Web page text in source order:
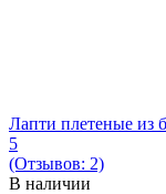
Лапти плетеные из
5
(Отзывов: 2)
В наличии